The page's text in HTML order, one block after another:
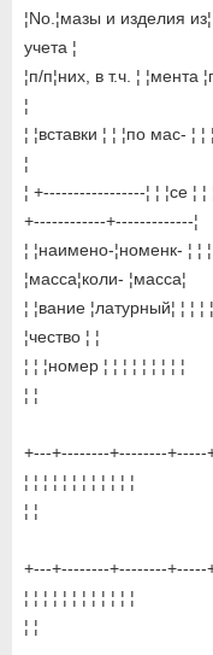
¦No.¦мазы и изделия из¦
учета ¦
¦п/п¦них, в т.ч. ¦ ¦мента
¦
¦ ¦вставки ¦ ¦ ¦по мас- ¦ ¦
¦
¦ +-----------------¦ ¦ ¦се ¦ ¦
+------------+-------------¦
¦ ¦наимено-¦номенк- ¦ ¦ ¦
¦масса¦коли- ¦масса¦
¦ ¦вание ¦латурный¦ ¦ ¦ ¦
¦чество ¦ ¦
¦ ¦ ¦номер ¦ ¦ ¦ ¦ ¦ ¦ ¦ ¦ ¦
¦ ¦
+---+--------+--------+-----
¦ ¦ ¦ ¦ ¦ ¦ ¦ ¦ ¦ ¦ ¦ ¦
¦ ¦
+---+--------+--------+-----
¦ ¦ ¦ ¦ ¦ ¦ ¦ ¦ ¦ ¦ ¦ ¦
¦ ¦